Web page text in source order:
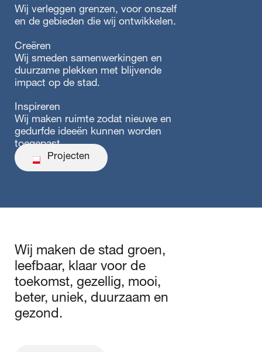
Wij verleggen grenzen, voor onszelf
en de gebieden die wij ontwikkelen.
Creëren
Wij smeden samenwerkingen en
duurzame plekken met blijvende
impact op de stad.
Inspireren
Wij maken ruimte zodat nieuwe en
gedurfde ideeën kunnen worden
toegepast.
Projecten
Projecten
Wij maken de stad groen,
leefbaar, klaar voor de
toekomst, gezellig, mooi,
beter, uniek, duurzaam en
gezond.